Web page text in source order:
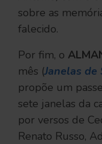
sobre as
falecido.
Por fim, o
mês (Janelas de
propõe um
sete janelas da
por versos de
Renato Russo,